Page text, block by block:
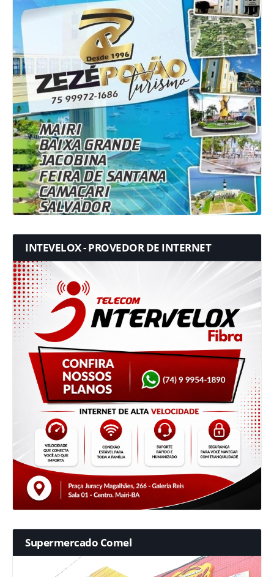
INTEVELOX - PROVEDOR DE INTERNET
Supermercado Comel